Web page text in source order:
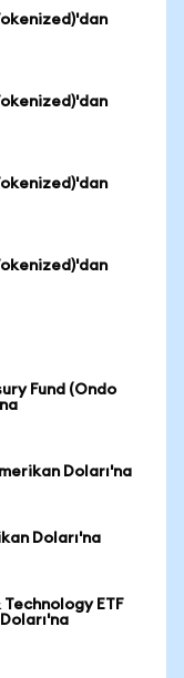
Fund (Ondo
Doları'na
Doları'na
ETF